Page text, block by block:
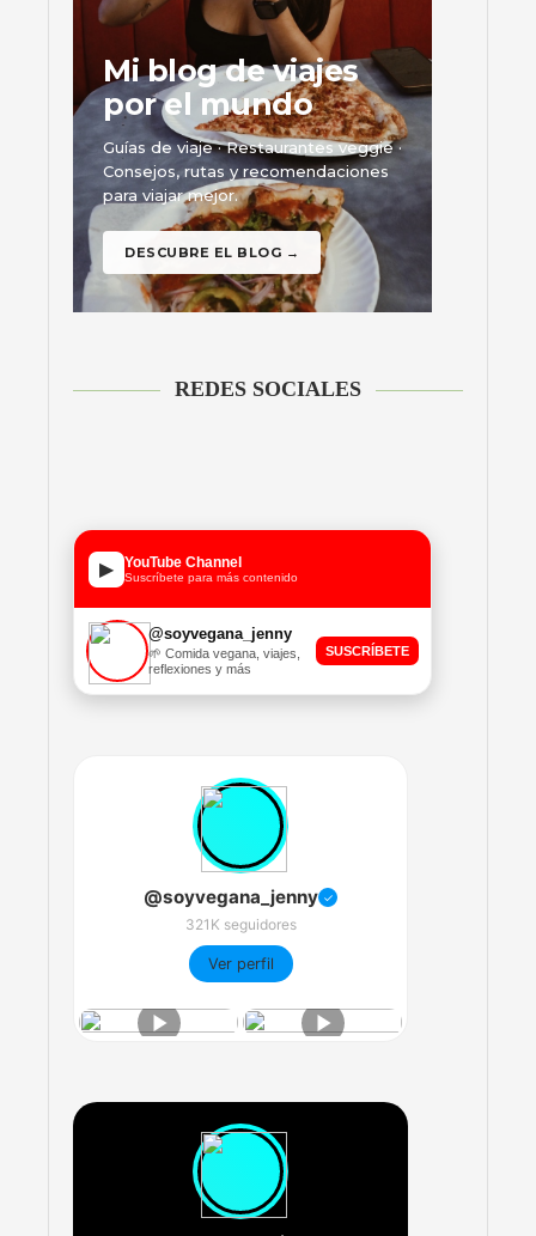
REDES SOCIALES
▶ YouTube Channel
Suscríbete para más contenido
@soyvegana_jenny
🌱 Comida vegana, viajes,
reflexiones y más
SUSCRÍBETE
@soyvegana_jenny ✓
321K seguidores
Ver perfil